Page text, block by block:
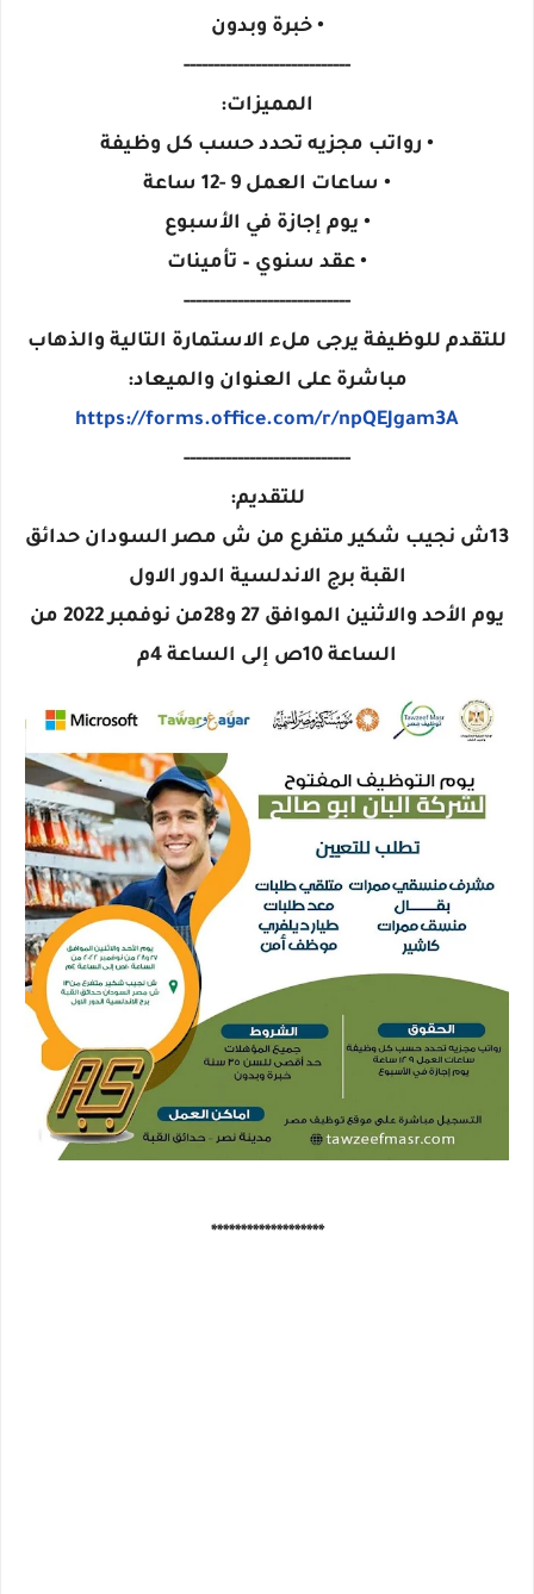
• خبرة وبدون
----------------------------
المميزات:
• رواتب مجزيه تحدد حسب كل وظيفة
• ساعات العمل 9 -12 ساعة
• يوم إجازة في الأسبوع
• عقد سنوي – تأمينات
----------------------------
للتقدم للوظيفة يرجى ملء الاستمارة التالية والذهاب
مباشرة على العنوان والميعاد:
https://forms.office.com/r/npQEJgam3A
----------------------------
للتقديم:
13ش نجيب شكير متفرع من ش مصر السودان حدائق
القبة برج الاندلسية الدور الاول
يوم الأحد والاثنين الموافق 27 و28من نوفمبر 2022 من
الساعة 10ص إلى الساعة 4م
*******************